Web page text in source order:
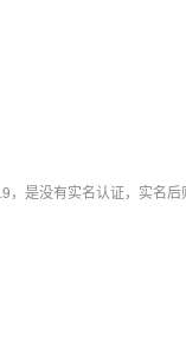
是没有实名认证，实名后